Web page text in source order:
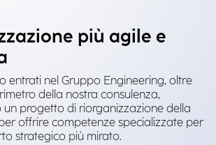
più agile e
entrati nel Gruppo Engineering, oltre
della nostra consulenza,
progetto di riorganizzazione della
offrire competenze specializzate per
strategico più mirato.